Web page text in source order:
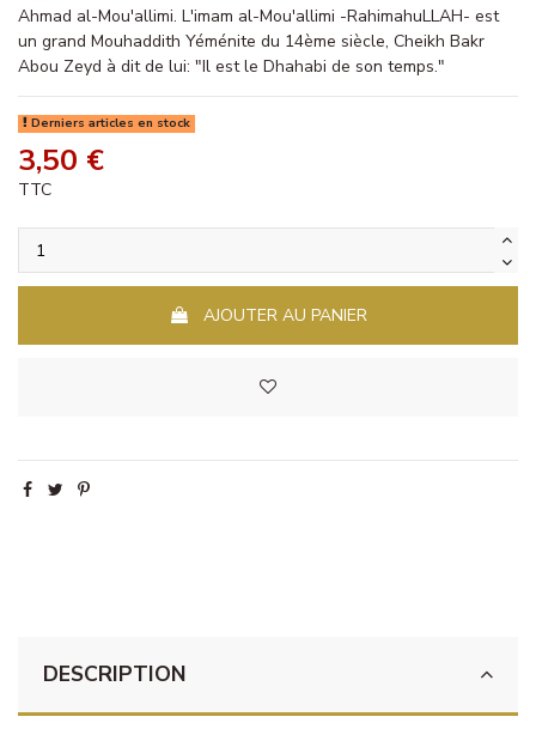
Ahmad al-Mou'allimi. L'imam al-Mou'allimi -RahimahuLLAH- est
un grand Mouhaddith Yéménite du 14ème siècle, Cheikh Bakr
Abou Zeyd à dit de lui: "Il est le Dhahabi de son temps."
Derniers articles en stock
3,50 €
TTC
AJOUTER AU PANIER
DESCRIPTION